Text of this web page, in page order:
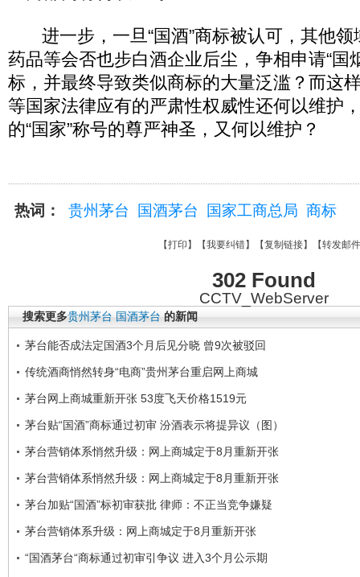
进一步，一旦“国酒”商标被认可，其他领
药品等会否也步白酒企业后尘，争相申请“国
标，并最终导致类似商标的大量泛滥？而这
等国家法律应有的严肃性权威性还何以维护
的“国家”称号的尊严神圣，又何以维护？
热词： 贵州茅台 国酒茅台 国家工商总局 商标
【打印 】【我要纠错】【复制链接】【转发邮件
302 Found
CCTV_WebServer
搜索更多贵州茅台 国酒茅台 的新闻
茅台能否成法定国酒3个月后见分晓 曾9次被驳回
传统酒商悄然转身“电商”贵州茅台重启网上商城
茅台网上商城重新开张 53度飞天价格1519元
茅台贴“国酒”商标通过初审 汾酒表示将提异议（图）
茅台营销体系悄然升级：网上商城定于8月重新开张
茅台营销体系悄然升级：网上商城定于8月重新开张
茅台加贴“国酒”标初审获批 律师：不正当竞争嫌疑
茅台营销体系升级：网上商城定于8月重新开张
“国酒茅台“商标通过初审引争议 进入3个月公示期